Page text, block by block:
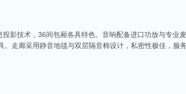
影技术，36间包厢各具特色。音响配备进口功放与专业
走廊采用静音地毯与双层隔音棉设计，私密性极佳，服